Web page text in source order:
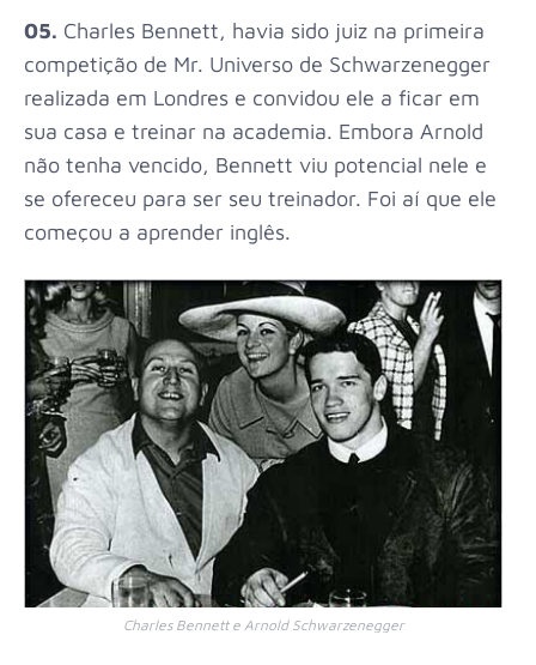
05. Charles Bennett, havia sido juiz na primeira
competição de Mr. Universo de Schwarzenegger
realizada em Londres e convidou ele a ficar em
sua casa e treinar na academia. Embora Arnold
não tenha vencido, Bennett viu potencial nele e
se ofereceu para ser seu treinador. Foi aí que ele
começou a aprender inglês.
Charles Bennett e Arnold Schwarzenegger